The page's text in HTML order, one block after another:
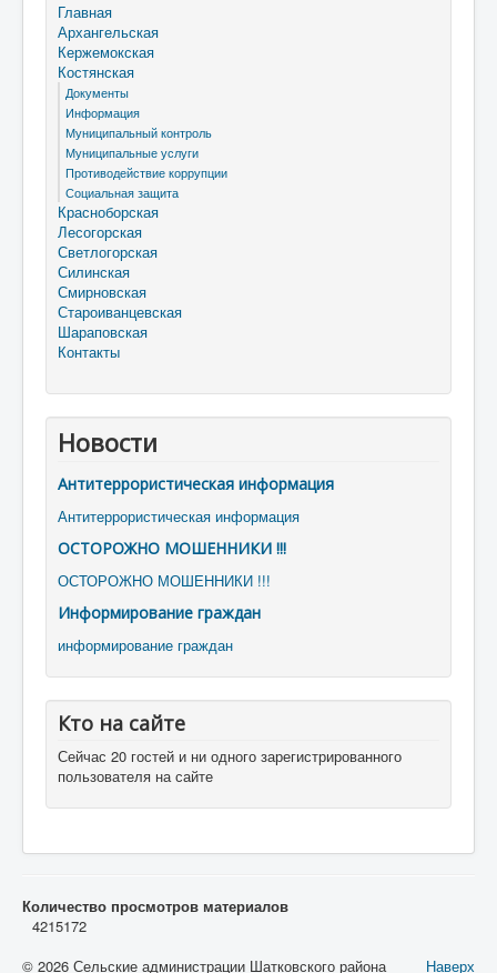
Главная
Архангельская
Кержемокская
Костянская
Документы
Информация
Муниципальный контроль
Муниципальные услуги
Противодействие коррупции
Социальная защита
Красноборская
Лесогорская
Светлогорская
Силинская
Смирновская
Староиванцевская
Шараповская
Контакты
Новости
Антитеррористическая информация
Антитеррористическая информация
ОСТОРОЖНО МОШЕННИКИ !!!
ОСТОРОЖНО МОШЕННИКИ !!!
Информирование граждан
информирование граждан
Кто на сайте
Сейчас 20 гостей и ни одного зарегистрированного
пользователя на сайте
Количество просмотров материалов
4215172
Наверх
© 2026 Сельские администрации Шатковского района